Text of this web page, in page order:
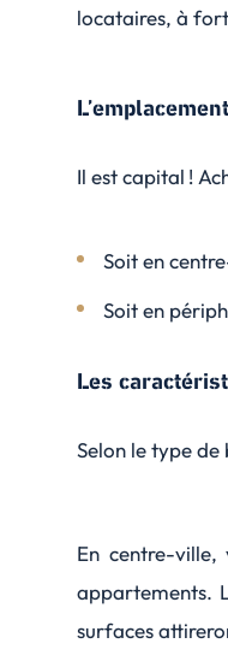
locataires, à
L’emplacement
Il est capital !
Soit en
Soit en
Les
Selon le type
En centre-
appartements.
surfaces